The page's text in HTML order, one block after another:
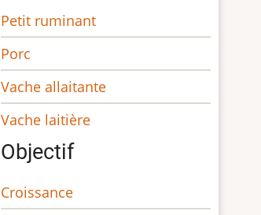
Petit ruminant
Porc
Vache allaitante
Vache laitière
Objectif
Croissance